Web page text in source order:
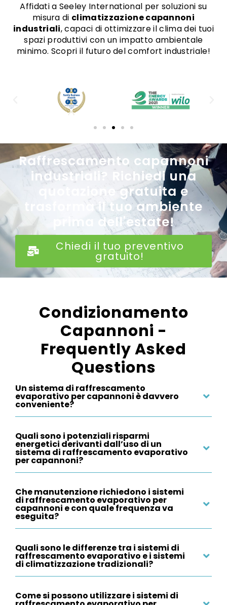
Affidati a Seeley International per soluzioni su
misura di climatizzazione capannoni
industriali, capaci di ottimizzare il clima dei tuoi
spazi produttivi con un impatto ambientale
minimo. Scopri il futuro del comfort industriale!
Raffrescamento capannoni
industriali? Richiedi una
quotazione gratuita e
trasforma il tuo ambiente
prima dell'estate!
Chiedi il tuo preventivo
gratuito!
Condizionamento
Capannoni -
Frequently Asked
Questions
Un sistema di raffrescamento
evaporativo per capannoni è davvero
conveniente?
Quali sono i potenziali risparmi
energetici derivanti dall’uso di un
sistema di raffrescamento evaporativo
per capannoni?
Che manutenzione richiedono i sistemi
di raffrescamento evaporativo per
capannoni e con quale frequenza va
eseguita?
Quali sono le differenze tra i sistemi di
raffrescamento evaporativo e i sistemi
di climatizzazione tradizionali?
Come si possono utilizzare i sistemi di